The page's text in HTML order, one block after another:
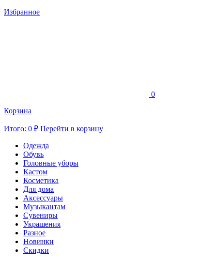
Избранное
0
Корзина
Итого: 0 ₽ Перейти в корзину
Одежда
Обувь
Головные уборы
Кастом
Косметика
Для дома
Аксессуары
Музыкантам
Сувениры
Украшения
Разное
Новинки
Скидки